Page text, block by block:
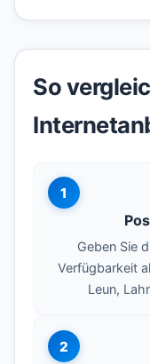
So
1
Geben Sie
Verfügbarkeit
Leun,
2